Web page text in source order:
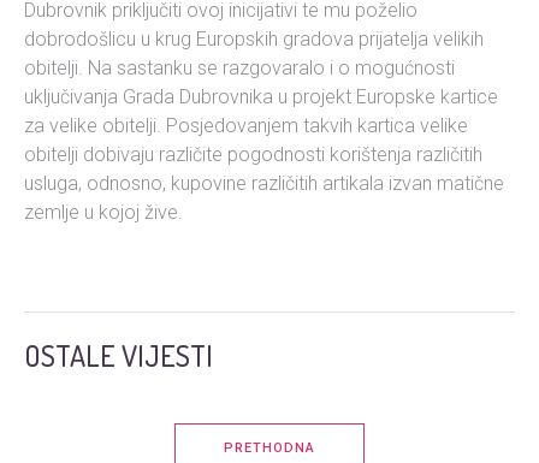
Dubrovnik priključiti ovoj inicijativi te mu poželio
dobrodošlicu u krug Europskih gradova prijatelja velikih
obitelji. Na sastanku se razgovaralo i o mogućnosti
uključivanja Grada Dubrovnika u projekt Europske kartice
za velike obitelji. Posjedovanjem takvih kartica velike
obitelji dobivaju različite pogodnosti korištenja različitih
usluga, odnosno, kupovine različitih artikala izvan matične
zemlje u kojoj žive.
OSTALE VIJESTI
PRETHODNA